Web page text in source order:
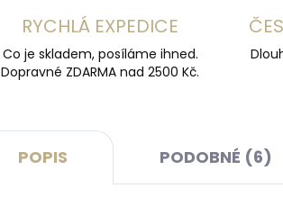
RYCHLÁ EXPEDICE
Co je skladem, posíláme ihned.
Dopravné ZDARMA nad 2500 Kč.
POPIS PODOBNÉ (6)